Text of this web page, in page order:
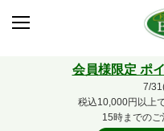
会員様限定 ポ
7/
税込10,000円以上
15時までの